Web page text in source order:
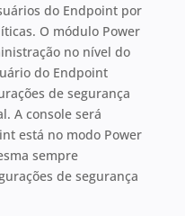
do Endpoint por
O módulo Power
no nível do
do Endpoint
de segurança
A console será
está no modo Power
sempre
de segurança